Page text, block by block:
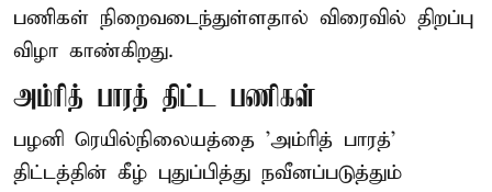
பணிகள் நிறைவடைந்துள்ளதால் விரைவில் திறப்பு
விழா காண்கிறது.
அம்ரித் பாரத் திட்ட பணிகள்
பழனி ரெயில்நிலையத்தை 'அம்ரித் பாரத்'
திட்டத்தின் கீழ் புதுப்பித்து நவீனப்படுத்தும்